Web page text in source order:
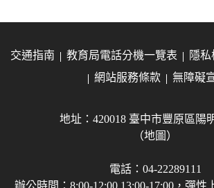
交通指南 教育局電話分機一覽表
隱
網站服務條款
無障礙
地址：420018 臺中市豐原區陽
（地圖）
電話：04-22289111